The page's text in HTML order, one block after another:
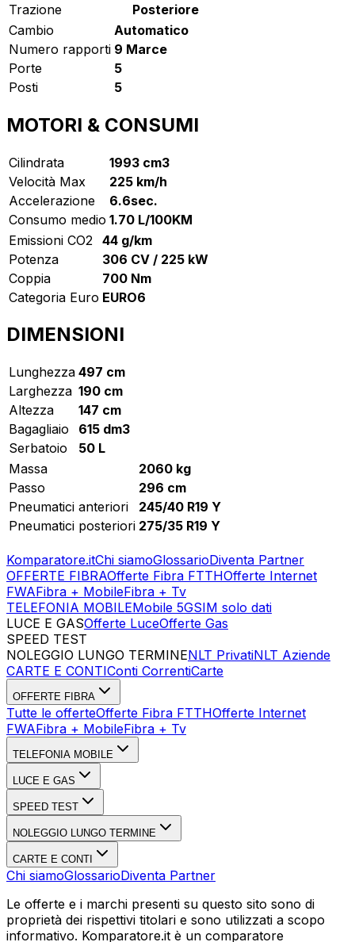
Trazione
Posteriore
Cambio
Automatico
Numero rapporti 9 Marce
Porte
5
Posti
5
MOTORI & CONSUMI
Cilindrata
1993 cm3
Velocità Max
225 km/h
Accelerazione
6.6sec.
Consumo medio 1.70 L/100KM
Emissioni CO2
44 g/km
Potenza
306 CV / 225 kW
Coppia
700 Nm
Categoria Euro EURO6
DIMENSIONI
Lunghezza 497 cm
Larghezza 190 cm
Altezza
147 cm
Bagagliaio
615 dm3
Serbatoio
50 L
Massa
2060 kg
Passo
296 cm
Pneumatici anteriori
245/40 R19 Y
Pneumatici posteriori 275/35 R19 Y
Komparatore.itChi siamoGlossarioDiventa Partner
OFFERTE FIBRAOfferte Fibra FTTHOfferte Internet
FWAFibra + MobileFibra + Tv
TELEFONIA MOBILEMobile 5GSIM solo dati
LUCE E GASOfferte LuceOfferte Gas
SPEED TEST
NOLEGGIO LUNGO TERMINENLT PrivatiNLT Aziende
CARTE E CONTIConti CorrentiCarte
OFFERTE FIBRA
Tutte le offerteOfferte Fibra FTTHOfferte Internet
FWAFibra + MobileFibra + Tv
TELEFONIA MOBILE
LUCE E GAS
SPEED TEST
NOLEGGIO LUNGO TERMINE
CARTE E CONTI
Chi siamoGlossarioDiventa Partner
Le offerte e i marchi presenti su questo sito sono di
proprietà dei rispettivi titolari e sono utilizzati a scopo
informativo. Komparatore.it è un comparatore